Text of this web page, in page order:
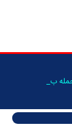
به ایر _